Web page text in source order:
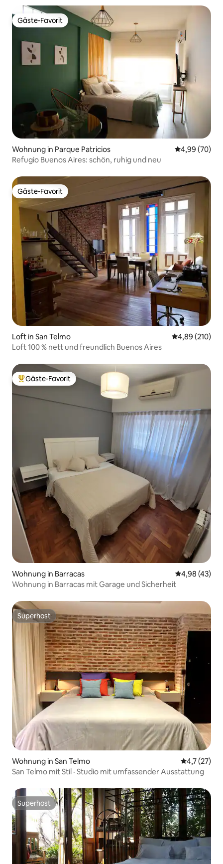
Gäste-Favorit
Gäste-Favorit
Wohnung in Parque Patricios
4,99 (70)
Refugio Buenos Aires: schön, ruhig und neu
Gäste-Favorit
Gäste-Favorit
Loft in San Telmo
4,89 (210)
Loft 100 % nett und freundlich Buenos Aires
Beliebter Gäste-Favorit.
Gäste-Favorit
Wohnung in Barracas
4,98 (43)
Wohnung in Barracas mit Garage und Sicherheit
Superhost
Superhost
Wohnung in San Telmo
4,7 (27)
San Telmo mit Stil · Studio mit umfassender Ausstattung
Superhost
Superhost